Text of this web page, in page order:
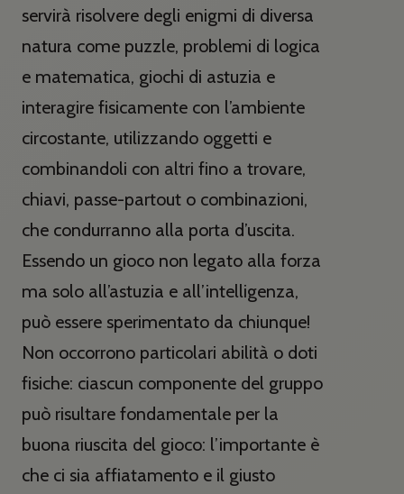
servirà risolvere degli enigmi di diversa
natura come puzzle, problemi di logica
e matematica, giochi di astuzia e
interagire fisicamente con l’ambiente
circostante, utilizzando oggetti e
combinandoli con altri fino a trovare,
chiavi, passe-partout o combinazioni,
che condurranno alla porta d’uscita.
Essendo un gioco non legato alla forza
ma solo all’astuzia e all’intelligenza,
può essere sperimentato da chiunque!
Non occorrono particolari abilità o doti
fisiche: ciascun componente del gruppo
può risultare fondamentale per la
buona riuscita del gioco: l’importante è
che ci sia affiatamento e il giusto